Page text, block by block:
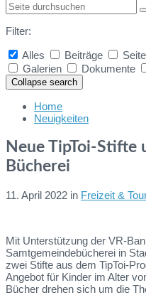
Filter:
Alles
Beiträge
Galerien
Dokumente
Collapse search
Home
Neuigkeiten
Neue TipToi-Stifte
Bücherei
11. April 2022 in Freizeit &
Mit Unterstützung der VR-
Samtgemeindebücherei in
zwei Stifte aus dem TipToi-
Angebot für Kinder im Alter
Bücher drehen sich um die